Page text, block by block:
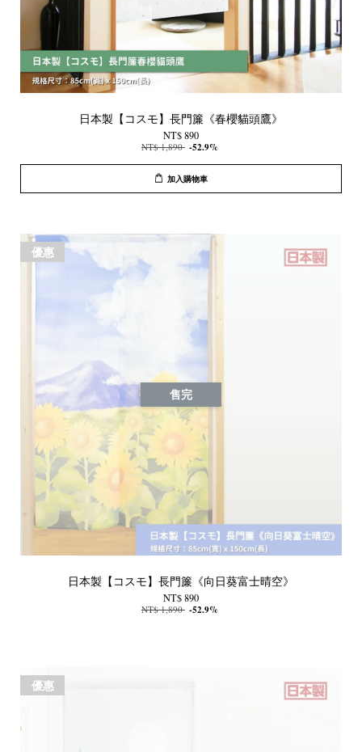
日本製【コスモ】長門簾《春櫻貓頭鷹》
NT$ 890
NT$ 1,890 -52.9%
加入購物車
優惠
售完
日本製【コスモ】長門簾《向日葵富士晴空》
NT$ 890
NT$ 1,890 -52.9%
優惠